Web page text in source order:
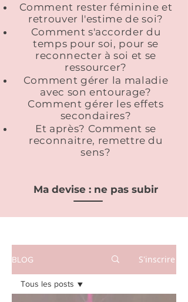
Comment rester féminine et
retrouver l'estime de soi?
Comment s'accorder du
temps pour soi, pour se
reconnecter à soi et se
ressourcer?
Comment gérer la maladie
avec son entourage?
Commentgérer les effets
secondaires?
Et après? Comment se
reconnaitre, remettre du
sens?
Ma devise : ne pas subir
BLOG S'inscrire
Tous les posts